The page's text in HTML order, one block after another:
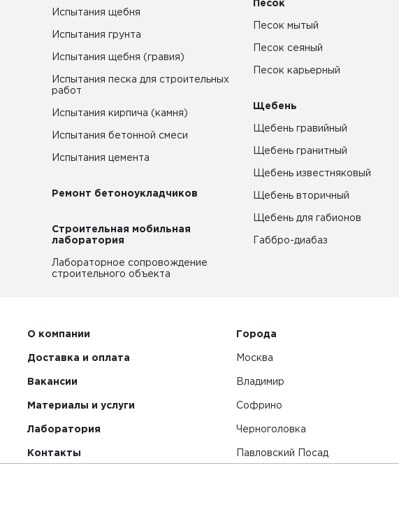
Испытания щебня
Испытания грунта
Испытания щебня (гравия)
Испытания песка для строительных
работ
Испытания кирпича (камня)
Испытания бетонной смеси
Испытания цемента
Ремонт бетоноукладчиков
Строительная мобильная
лаборатория
Лабораторное сопровождение
строительного объекта
Песок
Песок мытый
Песок сеяный
Песок карьерный
Щебень
Щебень гравийный
Щебень гранитный
Щебень известняковый
Щебень вторичный
Щебень для габионов
Габбро-диабаз
О компании
Доставка и оплата
Вакансии
Материалы и услуги
Лаборатория
Контакты
Города
Москва
Владимир
Софрино
Черноголовка
Павловский Посад